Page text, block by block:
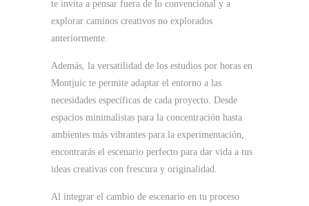
te invita a pensar fuera de lo convencional y a
explorar caminos creativos no explorados
anteriormente.
Además, la versatilidad de los estudios por horas en
Montjuic te permite adaptar el entorno a las
necesidades específicas de cada proyecto. Desde
espacios minimalistas para la concentración hasta
ambientes más vibrantes para la experimentación,
encontrarás el escenario perfecto para dar vida a tus
ideas creativas con frescura y originalidad.
Al integrar el cambio de escenario en tu proceso